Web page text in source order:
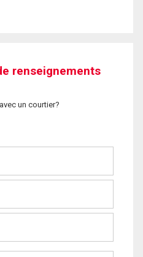
renseignements
un courtier?